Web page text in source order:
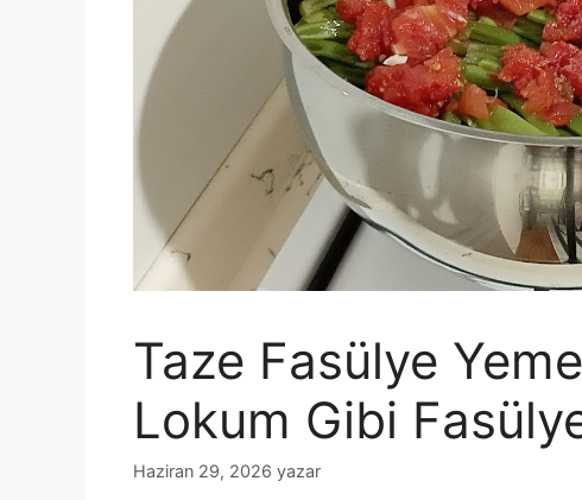
Taze Fasülye
Lokum Gibi
Haziran 29, 2026 yazar